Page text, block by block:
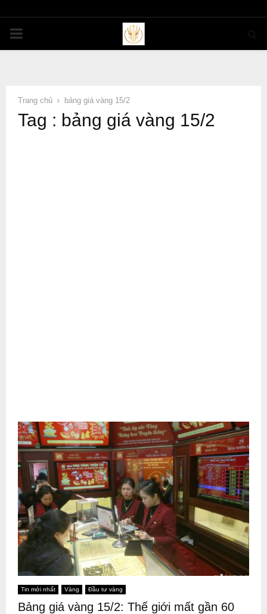
PRIMARY
Trang chủ bảng giá vàng 15/2
Tag : bảng giá vàng 15/2
Tin mới nhất Vàng Đầu tư vàng
Bảng giá vàng 15/2: Thế giới mất gần 60